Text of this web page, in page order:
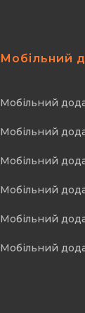
Мобільний
Мобільний
Мобільний
Мобільний
Мобільний
Мобільний
Мобільний